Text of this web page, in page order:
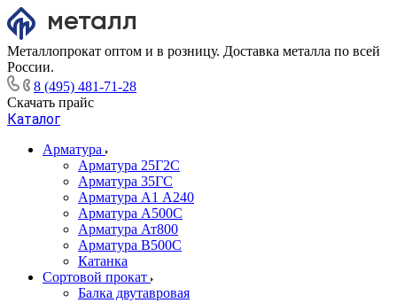
Металлопрокат оптом и в розницу. Доставка металла по всей
России.
8 (495) 481-71-28
Скачать прайс
Каталог
Арматура
Арматура 25Г2С
Арматура 35ГС
Арматура А1 А240
Арматура А500С
Арматура Ат800
Арматура В500С
Катанка
Сортовой прокат
Балка двутавровая